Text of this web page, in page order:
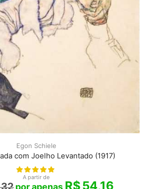
Egon Schiele
com Joelho Levantado (1917)
A partir de
R$54,16